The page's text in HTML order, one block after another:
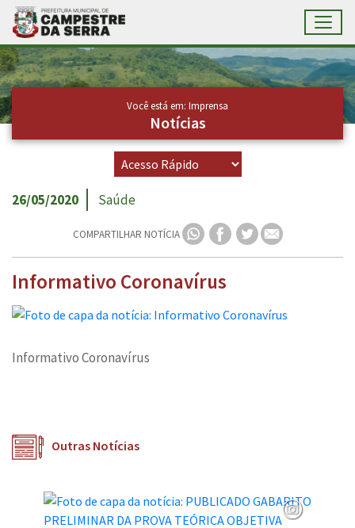
Ir para conteúdo principal
Conteúdo Principal
Você está em: Imprensa
Notícias
26/05/2020 Saúde
COMPARTILHAR NOTÍCIA
Informativo Coronavírus
Informativo Coronavírus
Outras Notícias